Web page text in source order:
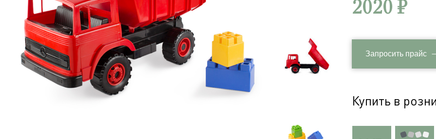
2020 ₽
Запросить прайс
Купить в